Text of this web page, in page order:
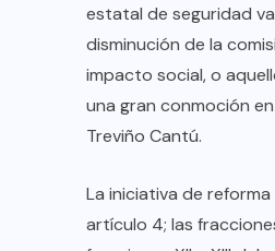
estatal de seguridad
disminución de la
impacto social, o
una gran conmoción
Treviño Cantú.
La iniciativa de
artículo 4; las